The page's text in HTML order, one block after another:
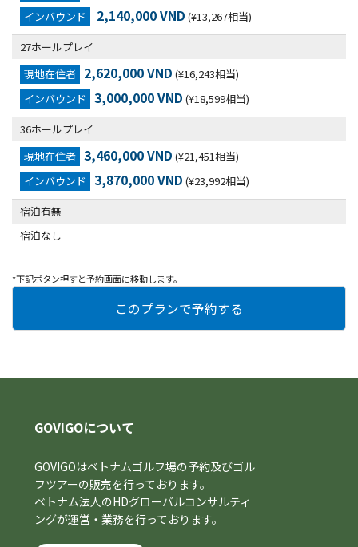
インバウンド
2,140,000 VND (¥13,267相当)
27ホールプレイ
現地在住者 2,620,000 VND (¥16,243相当)
インバウンド
3,000,000 VND (¥18,599相当)
36ホールプレイ
現地在住者 3,460,000 VND (¥21,451相当)
インバウンド
3,870,000 VND (¥23,992相当)
宿泊有無
宿泊なし
*下記ボタン押すと予約画面に移動します。
GOVIGOについて
GOVIGOはベトナムゴルフ場の予約及びゴル
フツアーの販売を行っております。
ベトナム法人のHDグローバルコンサルティ
ングが運営・業務を行っております。